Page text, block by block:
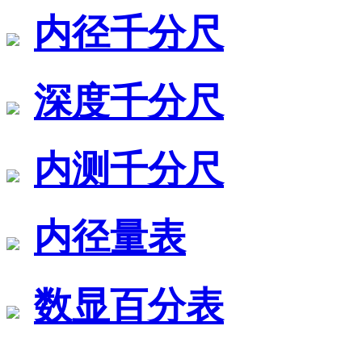
内径千分尺
深度千分尺
内测千分尺
内径量表
数显百分表